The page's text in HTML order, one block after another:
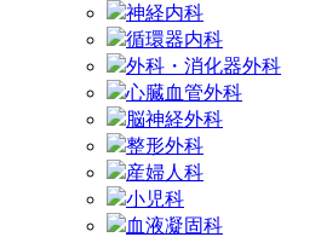
神経内科
循環器内科
外科・消化器外科
心臓血管外科
脳神経外科
整形外科
産婦人科
小児科
血液凝固科